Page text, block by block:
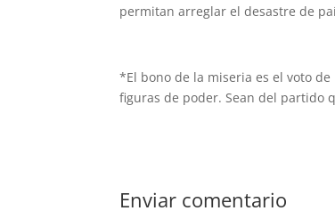
permitan arreglar el desastre de
*El bono de la miseria es el voto
figuras de poder. Sean del partido
Enviar comentario